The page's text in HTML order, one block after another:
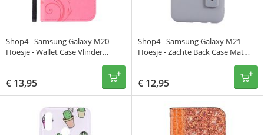
Shop4 - Samsung Galaxy M20
Hoesje - Wallet Case Vlinder
€ 13,95
Shop4 - Samsung Galaxy M21
Hoesje - Zachte Back Case Mat
€ 12,95